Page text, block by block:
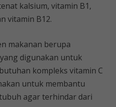
kalsium, vitamin B1,
vitamin B12.
makanan berupa
digunakan untuk
kompleks vitamin C
untuk membantu
agar terhindar dari